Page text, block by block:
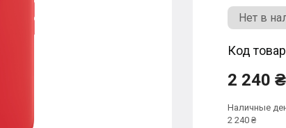
Нет в
Код
2 240 ₴
Наличные
2 240 ₴